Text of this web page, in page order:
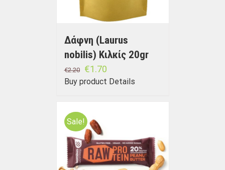
Δάφνη (Laurus
nobilis) Κιλκίς 20gr
€2.20 €1.70
Buy product Details
Sale!